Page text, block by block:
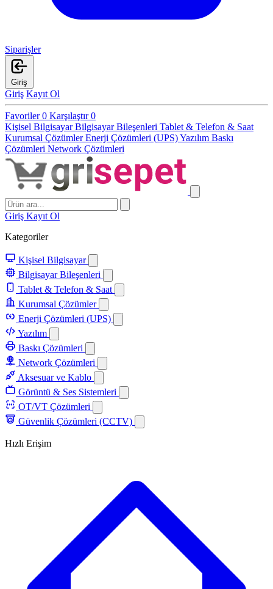
Siparişler
Giriş
Giriş Kayıt Ol
Favoriler0 Karşılaştır0
Kişisel BilgisayarBilgisayar Bileşenleri Tablet & Telefon & Saat
Kurumsal ÇözümlerEnerji Çözümleri (UPS)Yazılım Baskı
Çözümleri Network Çözümleri
Giriş Kayıt Ol
Kategoriler
Kişisel Bilgisayar
Bilgisayar Bileşenleri
Tablet & Telefon & Saat
Kurumsal Çözümler
Enerji Çözümleri (UPS)
Yazılım
Baskı Çözümleri
Network Çözümleri
Aksesuar ve Kablo
Görüntü & Ses Sistemleri
OT/VT Çözümleri
Güvenlik Çözümleri (CCTV)
Hızlı Erişim